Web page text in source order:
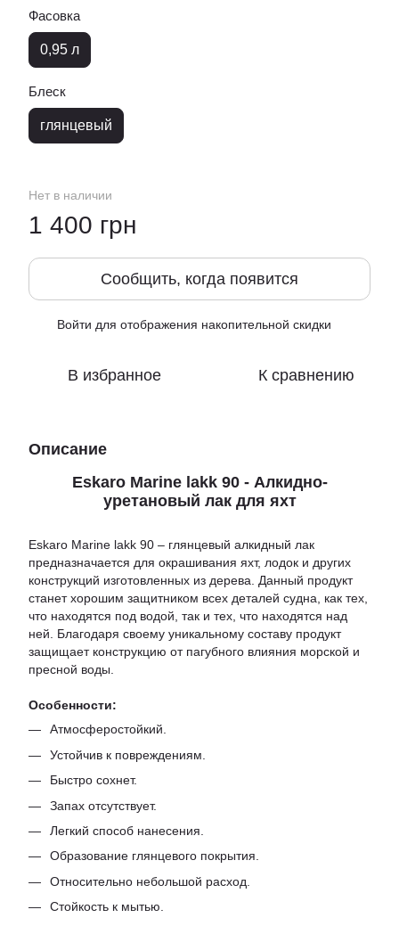
Фасовка
0,95 л
Блеск
глянцевый
Нет в наличии
1 400 грн
Сообщить, когда появится
Войти для отображения накопительной скидки
В избранное К сравнению
Описание
Eskaro Marine lakk 90 - Алкидно-
уретановый лак для яхт
Eskaro Marine lakk 90 – глянцевый алкидный лак
предназначается для окрашивания яхт, лодок и других
конструкций изготовленных из дерева. Данный продукт
станет хорошим защитником всех деталей судна, как тех,
что находятся под водой, так и тех, что находятся над
ней. Благодаря своему уникальному составу продукт
защищает конструкцию от пагубного влияния морской и
пресной воды.
Особенности:
Атмосферостойкий.
Устойчив к повреждениям.
Быстро сохнет.
Запах отсутствует.
Легкий способ нанесения.
Образование глянцевого покрытия.
Относительно небольшой расход.
Стойкость к мытью.